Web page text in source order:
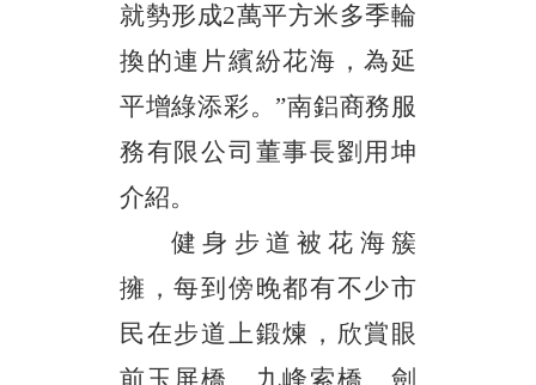
就勢形成2萬平方米多季輪
換的連片繽紛花海，為延
平增綠添彩。”南鋁商務服
務有限公司董事長劉用坤
介紹。
健身步道被花海簇
擁，每到傍晚都有不少市
民在步道上鍛煉，欣賞眼
前玉屏橋、九峰索橋、劍